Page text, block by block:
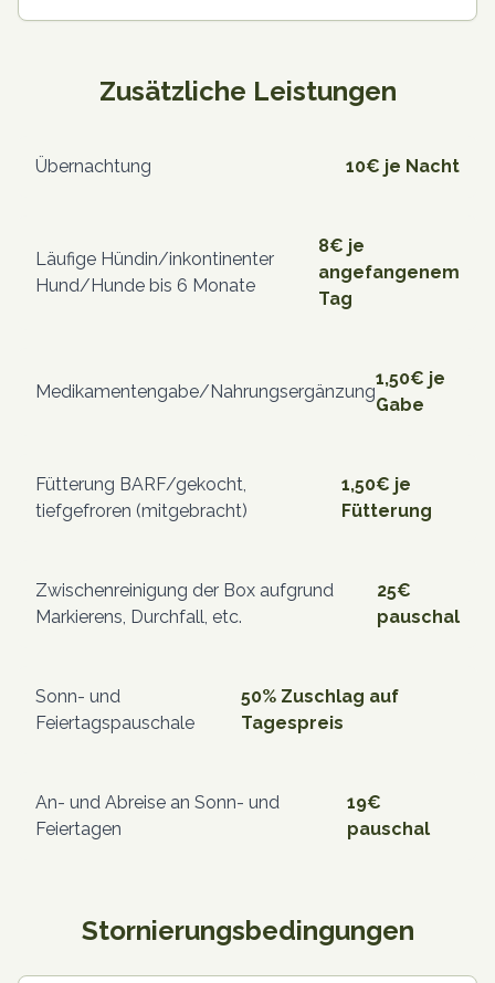
Zusätzliche Leistungen
Übernachtung 10€ je Nacht
Läufige Hündin/inkontinenter
Hund/Hunde bis 6 Monate
8€ je
angefangenem
Tag
Medikamentengabe/Nahrungsergänzung
1,50€ je
Gabe
Fütterung BARF/gekocht,
tiefgefroren (mitgebracht)
1,50€ je
Fütterung
Zwischenreinigung der Box aufgrund
Markierens, Durchfall, etc.
25€
pauschal
Sonn- und
Feiertagspauschale
50% Zuschlag auf
Tagespreis
An- und Abreise an Sonn- und
Feiertagen
19€
pauschal
Stornierungsbedingungen